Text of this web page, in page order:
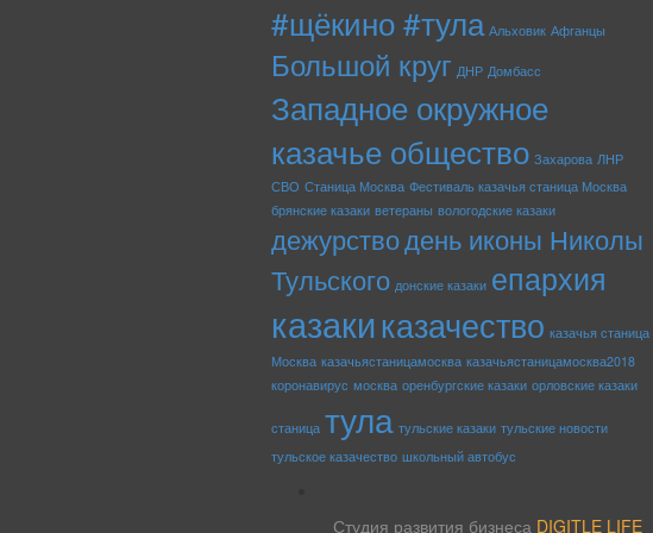
#щёкино #тула Альховик Афганцы
Большой круг ДНР Домбасс
Западное окружное
казачье общество Захарова ЛНР
СВО Станица Москва Фестиваль казачья станица Москва
брянские казаки ветераны вологодские казаки
дежурстводень иконы Николы
Тульского донские казаки епархия
казакиказачество казачья станица
Москва казачьястаницамосква казачьястаницамосква2018
коронавирус москва оренбургские казаки орловские казаки
станица тула тульские казаки тульские новости
тульское казачество школьный автобус
Студия развития бизнеса DIGITLE LIFE